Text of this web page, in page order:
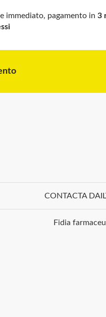
immediato, pagamento in3
CONTACTA
Fidia